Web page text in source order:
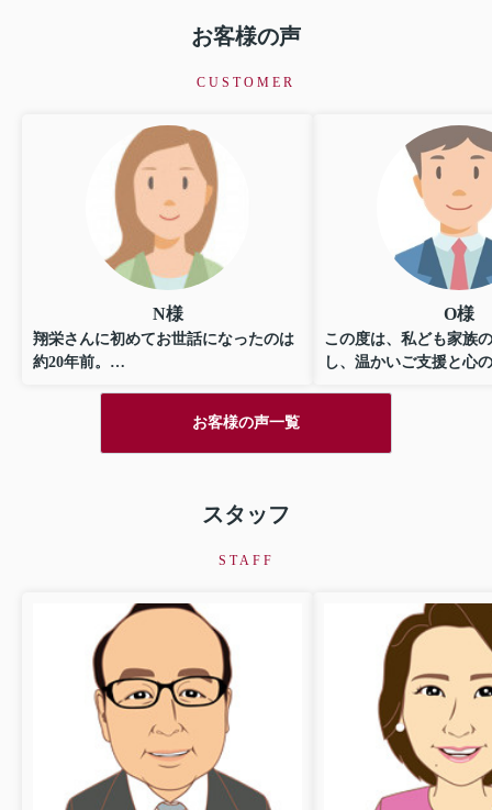
お客様の声
CUSTOMER
N様
翔栄さんに初めてお世話になったのは
約20年前。
初に感じたのは営業の方というよりも
親戚のお姉さんのような安心感のある
それから数年お世話になりましたが今
あり、木村さんはもういらっしゃらな
なんのその！変わらずお元気でまた対
応していただけました^_^
私としてはとても嬉しいのと安心感が
あり、不動産屋さんでこんなことって
なかなかないだろうなぁと思い、木村
さんのおられる翔栄さんをノックして
本当によかったなと実感しています。
木村さんにはこれからもずっとお世話
O様
この度は、私ども家族
し、温かいご支援と心
まいを無事手に入れる
などについて時には図
示しながら、時に将来
を具体的に描かせて頂
やすいご説明は、単な
なく私たちの住まいへ
となりました。専門用
説明や、見過ごされが
意喚起など熟練のプロ
としての確かな力量を
お客様の声一覧
スタッフ
STAFF